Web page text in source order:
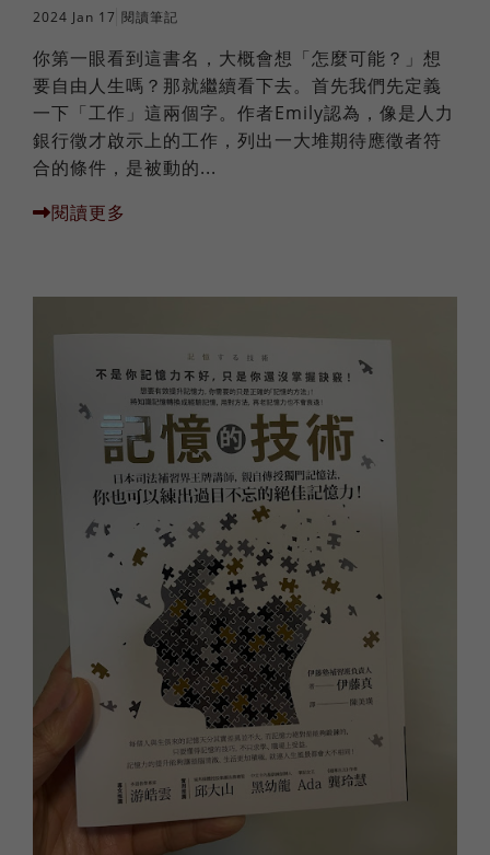
2024 Jan 17 閱讀筆記
你第一眼看到這書名，大概會想「怎麼可能？」想
要自由人生嗎？那就繼續看下去。首先我們先定義
一下「工作」這兩個字。作者Emily認為，像是人力
銀行徵才啟示上的工作，列出一大堆期待應徵者符
合的條件，是被動的...
閱讀更多